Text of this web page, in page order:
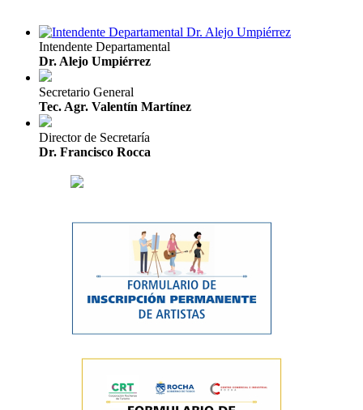
Intendente Departamental
Dr. Alejo Umpiérrez
Secretario General
Tec. Agr. Valentín Martínez
Director de Secretaría
Dr. Francisco Rocca